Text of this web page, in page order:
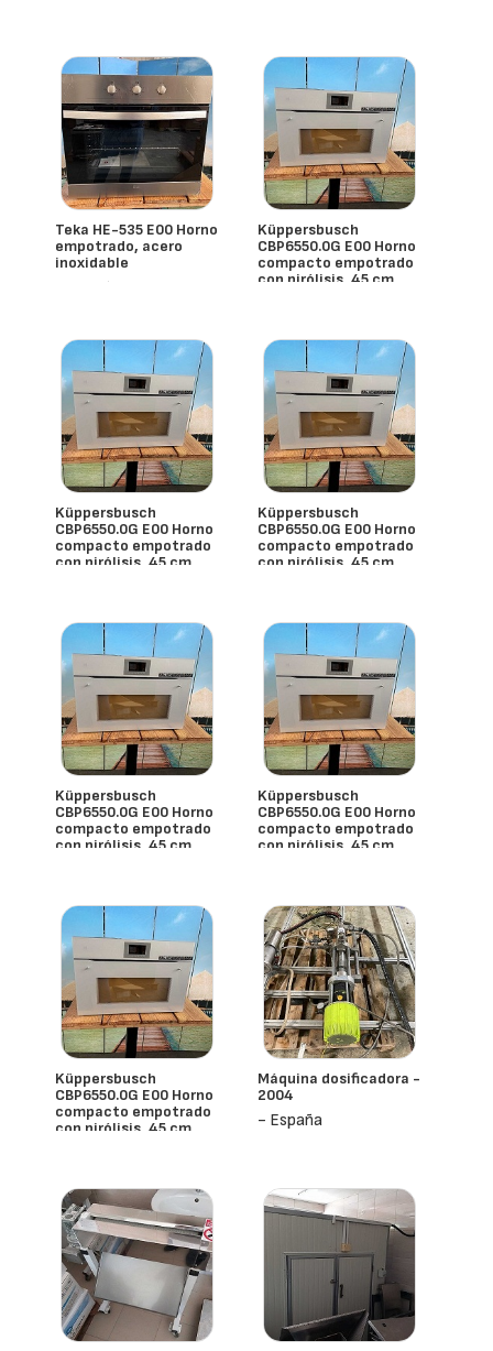
Teka HE-535 E00 Horno
empotrado, acero
inoxidable
- España
Küppersbusch
CBP6550.0G E00 Horno
compacto empotrado
con pirólisis, 45 cm
Küppersbusch
CBP6550.0G E00 Horno
compacto empotrado
con pirólisis, 45 cm
Küppersbusch
CBP6550.0G E00 Horno
compacto empotrado
con pirólisis, 45 cm
Küppersbusch
CBP6550.0G E00 Horno
compacto empotrado
con pirólisis, 45 cm
Küppersbusch
CBP6550.0G E00 Horno
compacto empotrado
con pirólisis, 45 cm
Küppersbusch
CBP6550.0G E00 Horno
compacto empotrado
con pirólisis, 45 cm
Máquina dosificadora -
2004
- España